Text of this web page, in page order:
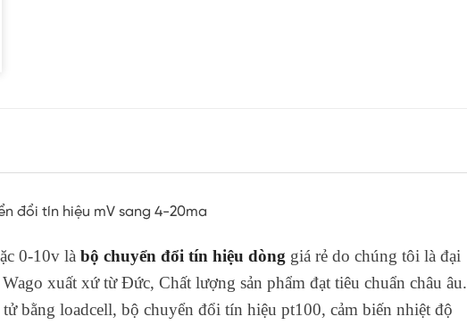
đổi tín hiệu mV sang 4-20ma
0-10v là bộ chuyển đổi tín hiệu dòng giá rẻ do chúng tôi là đại
xuất xứ từ Đức, Chất lượng sản phẩm đạt tiêu chuẩn châu âu.
bằng loadcell, bộ chuyển đổi tín hiệu pt100, cảm biến nhiệt độ